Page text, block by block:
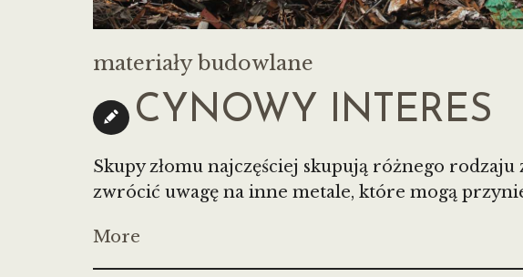
materiały budowlane
CYNOWY INTERES
Skupy złomu najczęściej skupują różnego rodzaju
zwrócić uwagę na inne metale, które mogą
More